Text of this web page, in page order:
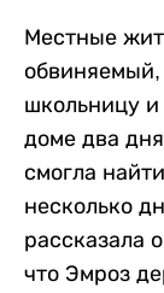
Местные
школьницу и
доме два
смогла
несколько
рассказала
что Эмроз